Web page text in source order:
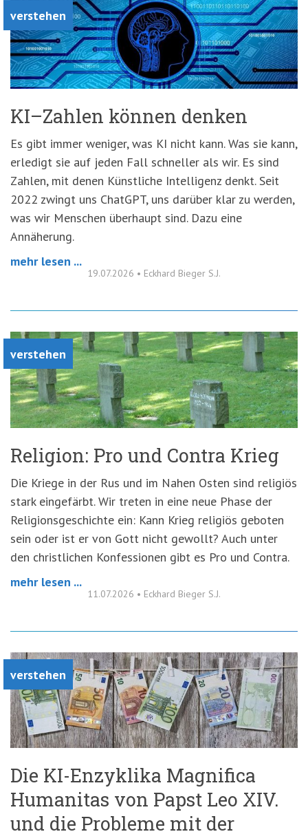
verstehen
KI–Zahlen können denken
Es gibt immer weniger, was KI nicht kann. Was sie kann,
erledigt sie auf jeden Fall schneller als wir. Es sind
Zahlen, mit denen Künstliche Intelligenz denkt. Seit
2022 zwingt uns ChatGPT, uns darüber klar zu werden,
was wir Menschen überhaupt sind. Dazu eine
Annäherung.
mehr lesen ...
19.07.2026 • Eckhard Bieger S.J.
verstehen
Religion: Pro und Contra Krieg
Die Kriege in der Rus und im Nahen Osten sind religiös
stark eingefärbt. Wir treten in eine neue Phase der
Religionsgeschichte ein: Kann Krieg religiös geboten
sein oder ist er von Gott nicht gewollt? Auch unter
den christlichen Konfessionen gibt es Pro und Contra.
mehr lesen ...
11.07.2026 • Eckhard Bieger S.J.
verstehen
Die KI-Enzyklika Magnifica
Humanitas von Papst Leo XIV.
und die Probleme mit der